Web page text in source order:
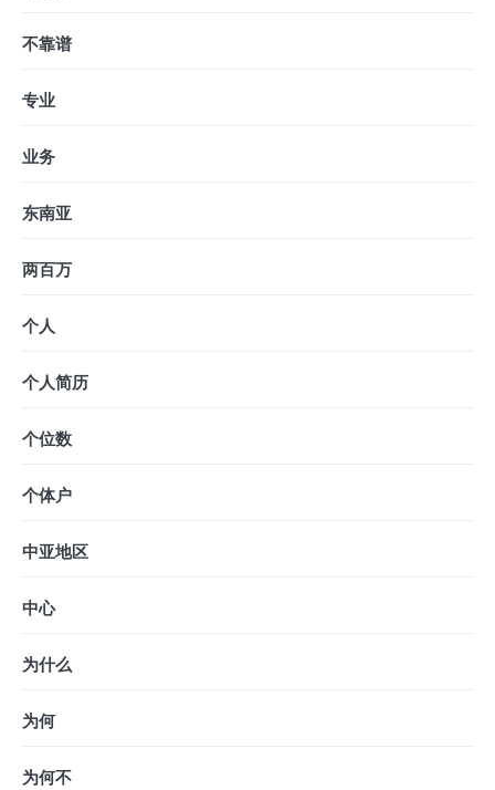
不靠谱
专业
业务
东南亚
两百万
个人
个人简历
个位数
个体户
中亚地区
中心
为什么
为何
为何不